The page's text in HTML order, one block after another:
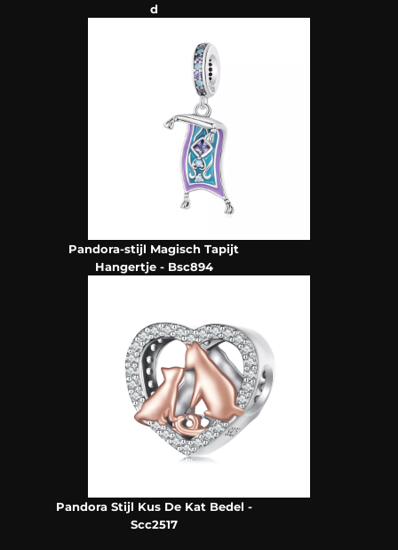
d
Pandora-stijl Magisch Tapijt
Hangertje - Bsc894
Pandora Stijl Kus De Kat Bedel -
Scc2517